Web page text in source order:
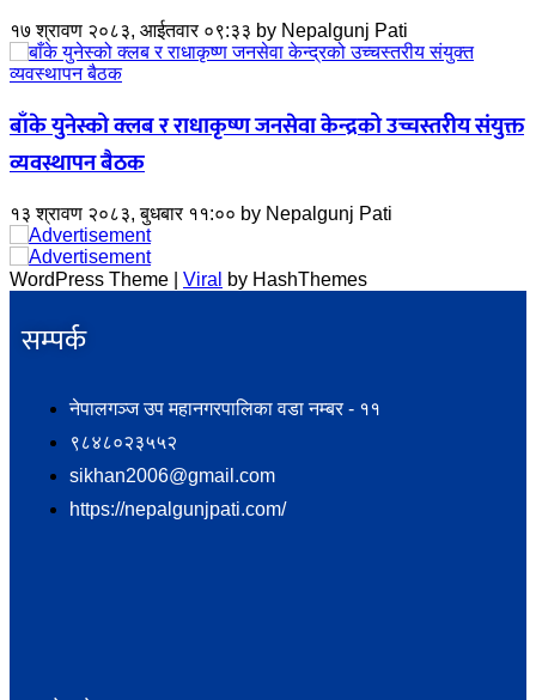
१७ श्रावण २०८३, आईतवार ०९:३३ by Nepalgunj Pati
बाँके युनेस्को क्लब र राधाकृष्ण जनसेवा केन्द्रको उच्चस्तरीय संयुक्त
व्यवस्थापन बैठक
१३ श्रावण २०८३, बुधबार ११:०० by Nepalgunj Pati
WordPress Theme | Viral by HashThemes
सम्पर्क​
नेपालगञ्ज उप महानगरपालिका वडा नम्बर - ११
९८४८०२३५५२
sikhan2006@gmail.com
https://nepalgunjpati.com/